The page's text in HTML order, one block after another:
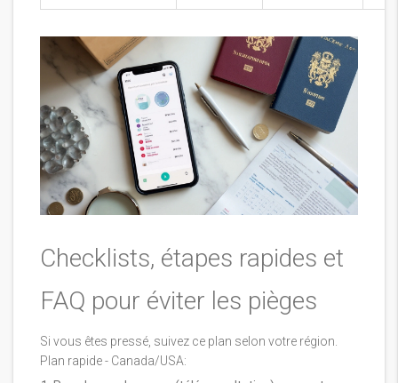
Checklists, étapes rapides et
FAQ pour éviter les pièges
Si vous êtes pressé, suivez ce plan selon votre région.
Plan rapide - Canada/USA: